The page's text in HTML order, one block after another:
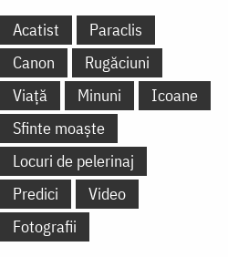
Acatist
Paraclis
Canon
Rugăciuni
Viață
Minuni
Icoane
Sfinte moaște
Locuri de pelerinaj
Predici
Video
Fotografii